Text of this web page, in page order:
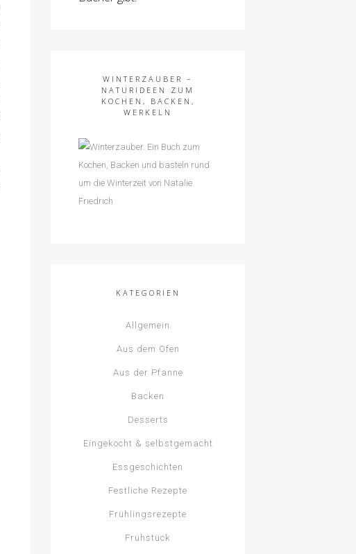
WINTERZAUBER –
NATURIDEEN ZUM
KOCHEN, BACKEN,
WERKELN
KATEGORIEN
Allgemein
Aus dem Ofen
Aus der Pfanne
Backen
Desserts
Eingekocht & selbstgemacht
Essgeschichten
Festliche Rezepte
Frühlingsrezepte
Frühstück